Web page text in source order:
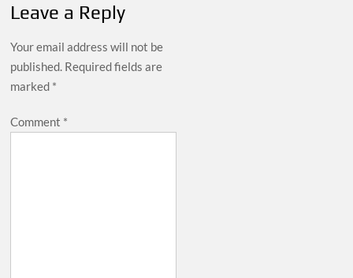
Leave a Reply
Your email address will not be
published. Required fields are
marked *
Comment *